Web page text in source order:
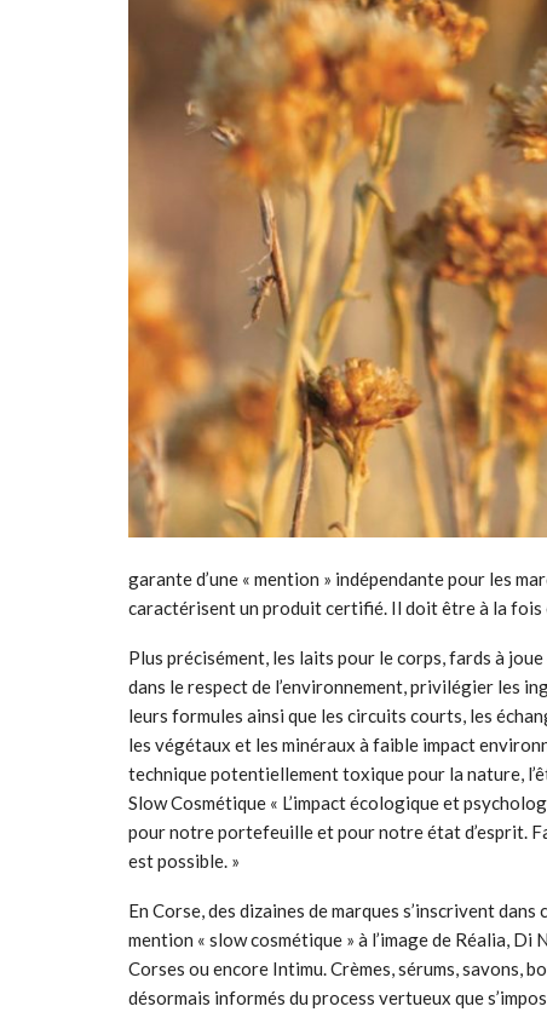
garante d’une « mention » indépendante pour les
caractérisent un produit certifié. Il doit être à la
Plus précisément, les laits pour le corps, fards à
dans le respect de l’environnement, privilégier les
leurs formules ainsi que les circuits courts, les
les végétaux et les minéraux à faible impact
technique potentiellement toxique pour la nature,
Slow Cosmétique « L’impact écologique et
pour notre portefeuille et pour notre état d’esprit.
est possible. »
En Corse, des dizaines de marques s’inscrivent
mention « slow cosmétique » à l’image de Réalia,
Corses ou encore Intimu. Crèmes, sérums, savons,
désormais informés du process vertueux que